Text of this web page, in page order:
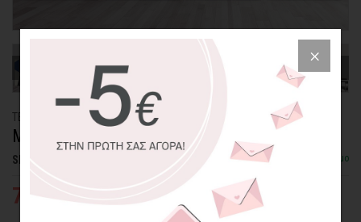
ΤΕΤΡΑΠΤΥΧΟΣ ΠΙΝΑΚΑΣ ΚΑΜΒΑΣ
ΜΑΥΡΟ ΚΑΙ ΜΠΛΕ
SKU: CVPS-4P-20-P Διαθέσιμο
75,79€